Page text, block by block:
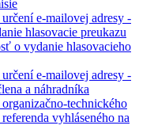
e-mailovej adresy -
hlasovacie preukazu
o vydanie hlasovacieho
e-mailovej adresy -
a náhradníka
technického
vyhláseného na